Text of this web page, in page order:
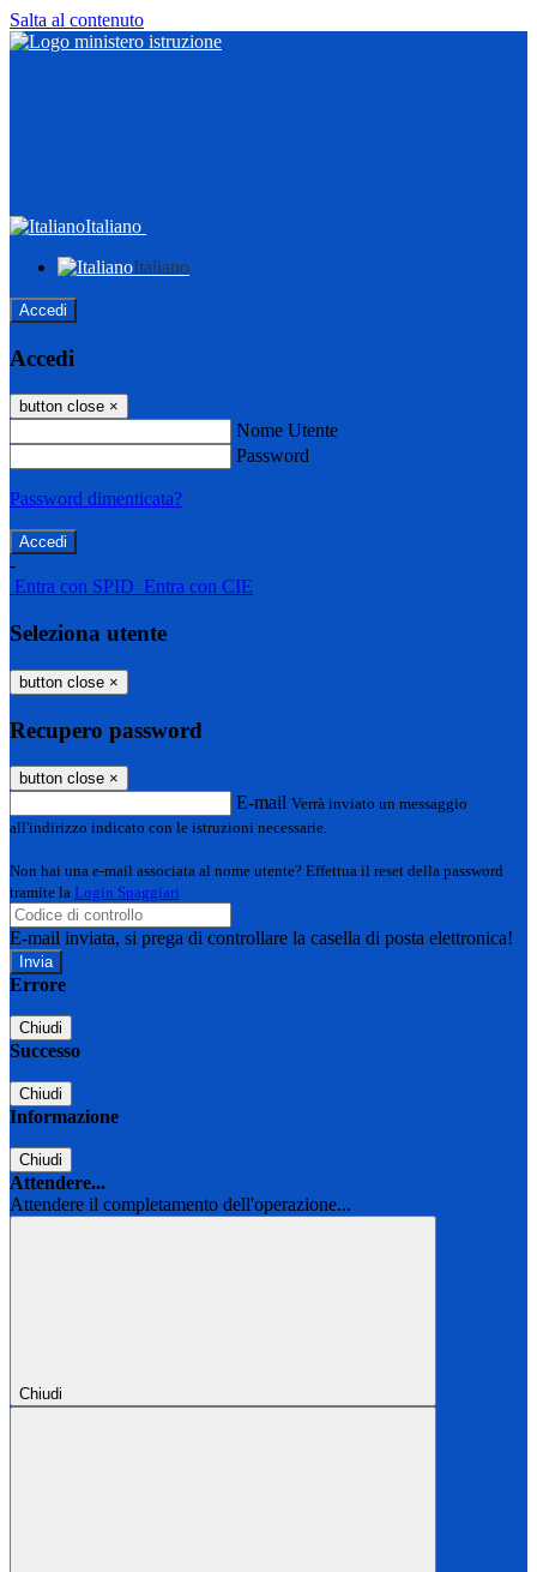
Salta al contenuto
Italiano
Italiano
Accedi
Accedi
button close ×
Nome Utente
Password
Password dimenticata?
-
Entra con SPID Entra con CIE
Seleziona utente
button close ×
Recupero password
button close ×
E-mail Verrà inviato un messaggio
all'indirizzo indicato con le istruzioni necessarie.
Non hai una e-mail associata al nome utente? Effettua il reset della password
tramite la Login Spaggiari
E-mail inviata, si prega di controllare la casella di posta elettronica!
Errore
Chiudi
Successo
Chiudi
Informazione
Chiudi
Attendere...
Attendere il completamento dell'operazione...
Chiudi